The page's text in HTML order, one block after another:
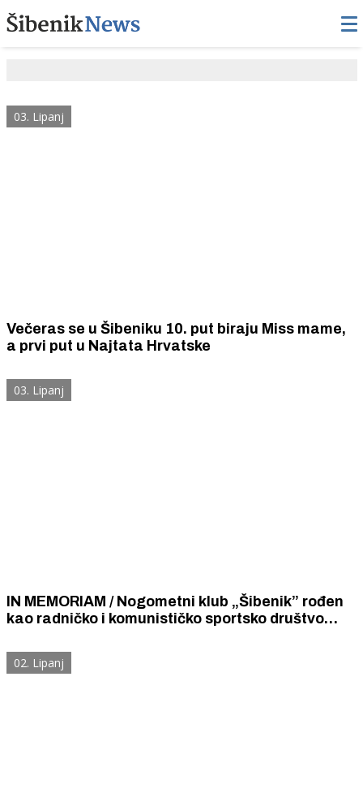
03. Lipanj
Večeras se u Šibeniku 10. put biraju Miss mame,
a prvi put u Najtata Hrvatske
03. Lipanj
IN MEMORIAM / Nogometni klub „Šibenik” rođen
kao radničko i komunističko sportsko društvo
poduzetnički sport business klub.
02. Lipanj